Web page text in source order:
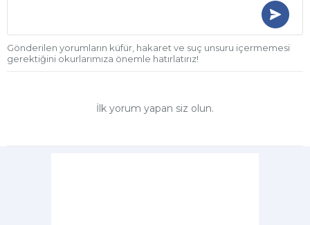
Gönderilen yorumların küfür, hakaret ve suç unsuru içermemesi
gerektiğini okurlarımıza önemle hatırlatırız!
İlk yorum yapan siz olun.